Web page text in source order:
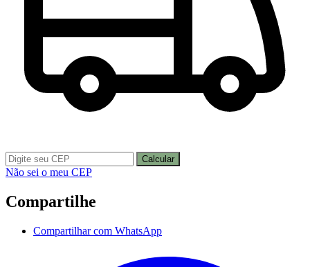
Calcular
Não sei o meu CEP
Compartilhe
Compartilhar com WhatsApp